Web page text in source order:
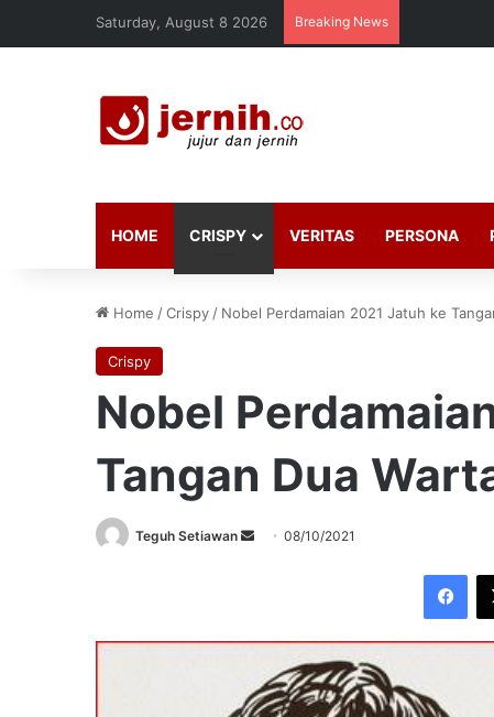
Saturday, August 8 2026 Breaking News
HOME CRISPY VERITAS PERSONA
Home /Crispy / Nobel Perdamaian 2021 Jatuh ke
Crispy
Nobel
Tangan Dua
Teguh Setiawan
Send08/10/2021